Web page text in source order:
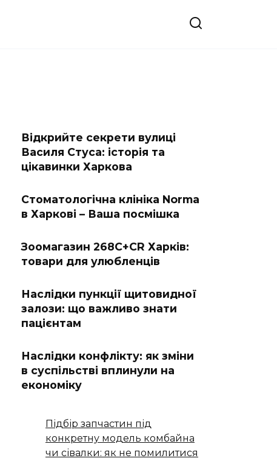
Відкрийте секрети вулиці
Василя Стуса: історія та
цікавинки Харкова
Стоматологічна клініка Norma
в Харкові – Ваша посмішка
Зоомагазин 268C+CR Харків:
товари для улюбленців
Наслідки пункції щитовидної
залози: що важливо знати
пацієнтам
Наслідки конфлікту: як зміни
в суспільстві вплинули на
економіку
Підбір запчастин під
конкретну модель комбайна
чи сівалки: як не помилитися